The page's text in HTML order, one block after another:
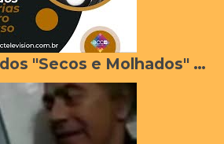
Ex-Integrante dos "Secos e Molhados" relembra histórias de bastidores com Ney Mato Grosso e a banda